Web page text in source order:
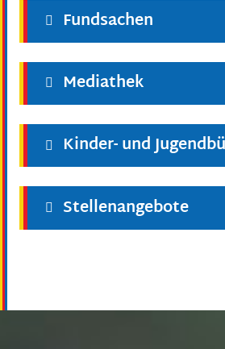
Fundsachen
Mediathek
Kinder- und
Stellenangebote